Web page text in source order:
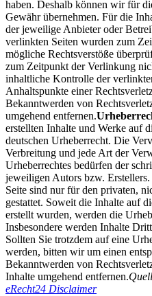
haben. Deshalb können wir für
Gewähr übernehmen. Für die
der jeweilige Anbieter oder
verlinkten Seiten wurden zum
mögliche Rechtsverstöße
zum Zeitpunkt der Verlinkung
inhaltliche Kontrolle der
Anhaltspunkte einer
Bekanntwerden von
umgehend entfernen.
erstellten Inhalte und Werke auf
deutschen Urheberrecht. Die
Verbreitung und jede Art der
Urheberrechtes bedürfen der
jeweiligen Autors bzw.
Seite sind nur für den privaten,
gestattet. Soweit die Inhalte auf
erstellt wurden, werden die
Insbesondere werden Inhalte
Sollten Sie trotzdem auf eine
werden, bitten wir um einen
Bekanntwerden von
Inhalte umgehend entfernen.
eRecht24 Disclaimer